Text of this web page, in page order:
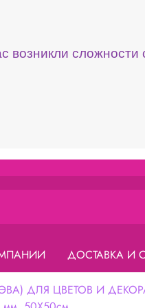
возникли
ДОСТАВКА И
ДЛЯ ЦВЕТОВ И